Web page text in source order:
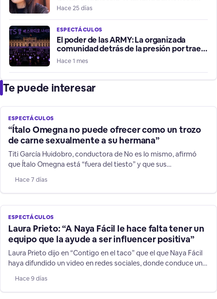
relata violento robo de su vehículo
Hace 25 días
ESPECTÁCULOS
El poder de las ARMY: La organizada
comunidad detrás de la presión por traer
a BTS a Chile
Hace 1 mes
Te puede interesar
ESPECTÁCULOS
“Ítalo Omegna no puede ofrecer como un trozo
de carne sexualmente a su hermana”
Titi García Huidobro, conductora de No es lo mismo, afirmó
que Ítalo Omegna está “fuera del tiesto” y que sus
Hace 7 días
ESPECTÁCULOS
Laura Prieto: “A Naya Fácil le hace falta tener un
equipo que la ayude a ser influencer positiva”
Laura Prieto dijo en “Contigo en el taco” que el que Naya Fácil
haya difundido un video en redes sociales, donde conduce un
irresponsabilidad sobre todo frente a niños y jóvenes que la
siguen.
Hace 9 días